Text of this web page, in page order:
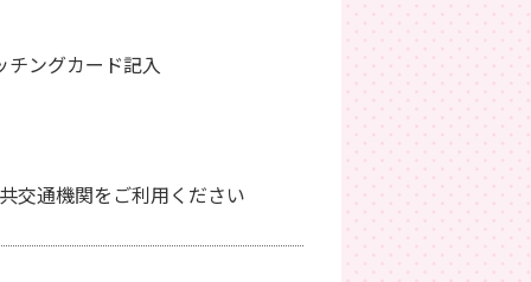
ングカード記入
通機関をご利用ください